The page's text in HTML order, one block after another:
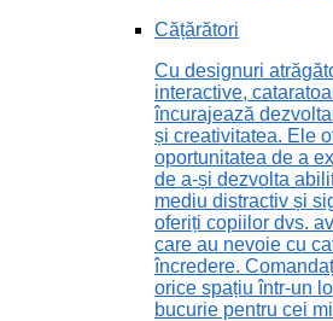
Cățărători
Cu designuri
interactive,
încurajează
și creativitatea. Ele
oportunitatea de a
de a-și dezvolta
mediu distractiv și
oferiți copiilor dvs.
care au nevoie cu
încredere.
orice spațiu într-un
bucurie pentru cei